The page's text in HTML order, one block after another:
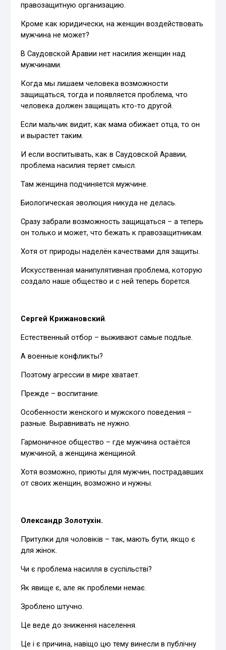
правозащитную организацию.
Кроме как юридически, на женщин воздействовать
мужчина не может?
В Саудовской Аравии нет насилия женщин над
мужчинами.
Когда мы лишаем человека возможности
защищаться, тогда и появляется проблема, что
человека должен защищать кто-то другой.
Если мальчик видит, как мама обижает отца, то он
и вырастет таким.
И если воспитывать, как в Саудовской Аравии,
проблема насилия теряет смысл.
Там женщина подчиняется мужчине.
Биологическая эволюция никуда не делась.
Сразу забрали возможность защищаться – а теперь
он только и может, что бежать к правозащитникам.
Хотя от природы наделён качествами для защиты.
Искусственная манипулятивная проблема, которую
создало наше общество и с ней теперь борется.
Сергей Крижановский.
Естественный отбор – выживают самые подлые.
А военные конфликты?
Поэтому агрессии в мире хватает.
Прежде – воспитание.
Особенности женского и мужского поведения –
разные. Выравнивать не нужно.
Гармоничное общество – где мужчина остаётся
мужчиной, а женщина женщиной.
Хотя возможно, приюты для мужчин, пострадавших
от своих женщин, возможно и нужны.
Олександр Золотухін.
Притулки для чоловіків – так, мають бути, якщо є
для жінок.
Чи є проблема насилля в суспільстві?
Як явище є, але як проблеми немає.
Зроблено штучно.
Це веде до зниження населення.
Це і є причина, навіщо цю тему винесли в публічну